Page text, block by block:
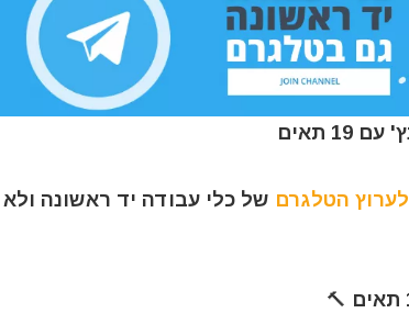
לערוץ הטלגרם של כלי עבודה יד ראשונה ולא